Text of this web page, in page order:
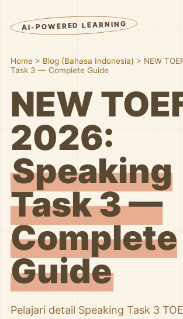
AI-POWERED LEARNING
Home > Blog (Bahasa Indonesia) > NEW
Task 3 — Complete Guide
NEW
2026:
Speaking
Task 3 —
Complete
Guide
Pelajari detail Speaking Task 3